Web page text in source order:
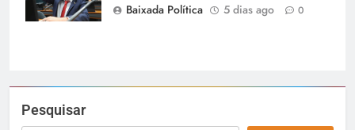
Baixada Política
5 dias ago 0
Pesquisar